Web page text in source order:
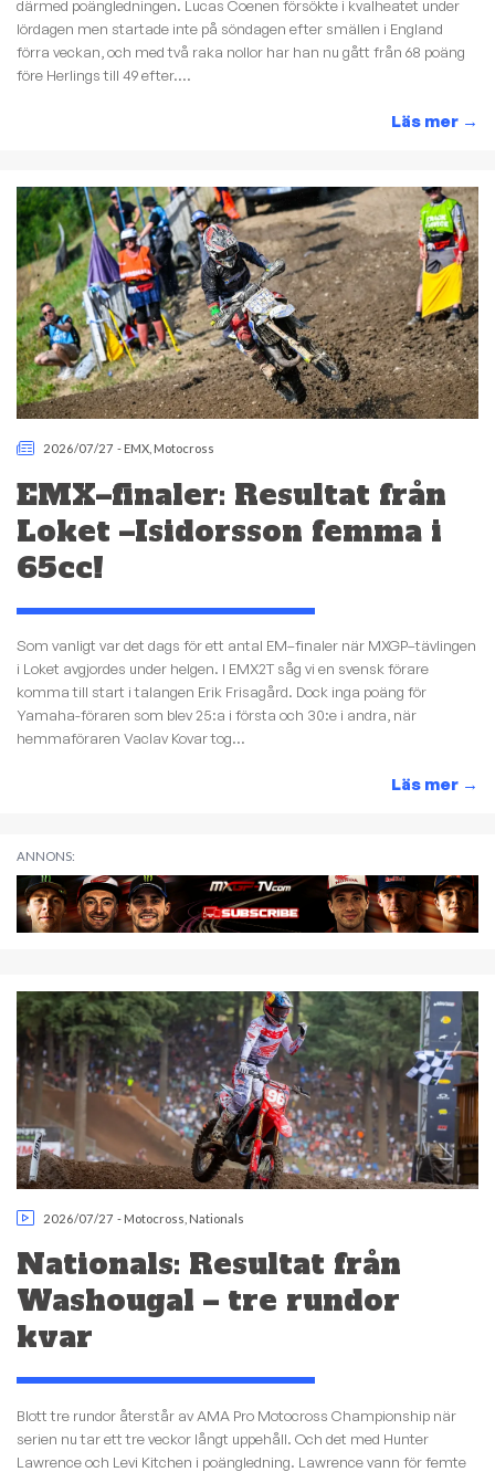
därmed poängledningen. Lucas Coenen försökte i kvalheatet under
lördagen men startade inte på söndagen efter smällen i England
förra veckan, och med två raka nollor har han nu gått från 68 poäng
före Herlings till 49 efter....
Läs mer →
2026/07/27 - EMX Motocross
EMX–finaler: Resultat från
Loket –Isidorsson femma i
65cc!
Som vanligt var det dags för ett antal EM–finaler när MXGP–tävlingen
i Loket avgjordes under helgen. I EMX2T såg vi en svensk förare
komma till start i talangen Erik Frisagård. Dock inga poäng för
Yamaha-föraren som blev 25:a i första och 30:e i andra, när
hemmaföraren Vaclav Kovar tog...
Läs mer →
ANNONS:
2026/07/27 - Motocross Nationals
Nationals: Resultat från
Washougal – tre rundor
kvar
Blott tre rundor återstår av AMA Pro Motocross Championship när
serien nu tar ett tre veckor långt uppehåll. Och det med Hunter
Lawrence och Levi Kitchen i poängledning. Lawrence vann för femte